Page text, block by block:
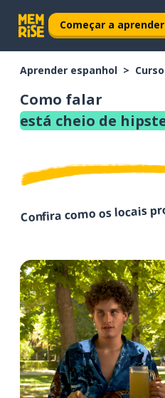
Começar a aprender
Aprender espanhol
Como falar
está cheio de
Confira como os locais